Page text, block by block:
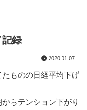
記録
2020.01.07
ものの日経平均下げ
らテンション下がり